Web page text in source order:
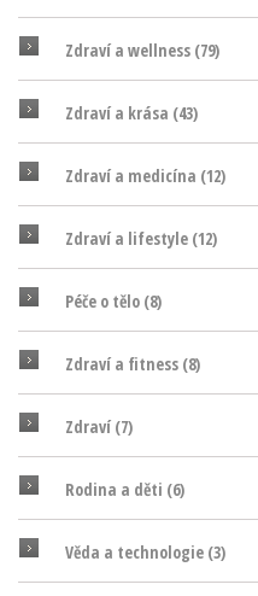
Zdraví a wellness (79)
Zdraví a krása (43)
Zdraví a medicína (12)
Zdraví a lifestyle (12)
Péče o tělo (8)
Zdraví a fitness (8)
Zdraví (7)
Rodina a děti (6)
Věda a technologie (3)